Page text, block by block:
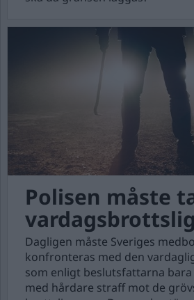
Polisen måste
Dagligen måste Sveriges
konfronteras med den
som enligt beslutsfattarna
med hårdare straff mot de